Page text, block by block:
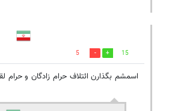
15
5
اسمشم بگذارن ائتلاف حرام زادگان و حرام